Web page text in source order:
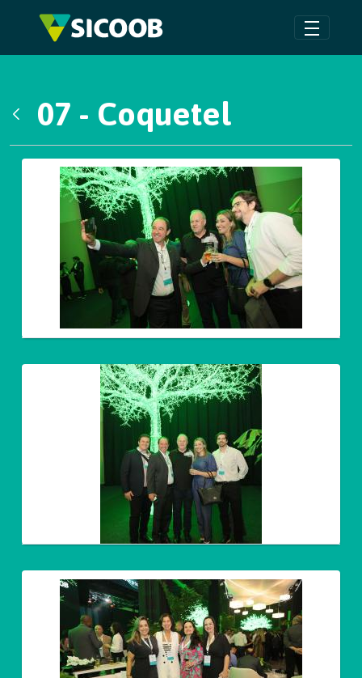
Pular para o Conteúdo principal
07 - Coquetel
Galeria de Mídias